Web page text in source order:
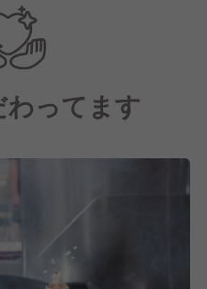
ってます